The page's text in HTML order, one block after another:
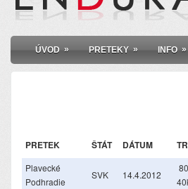
ÚVOD » PRETEKY » INFO »
PRETEK ŠTÁT DÁTUM
Plavecké
Podhradie
SVK 14.4.2012